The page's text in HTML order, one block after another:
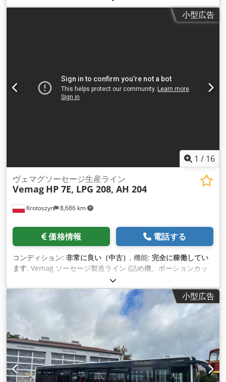
達の範囲 Dkodopf An Hspfx Aifor
小型広告
1 / 16
Krotoszyn 8,686 km
ヴェマグソーセージ生産ライン
Vemag HP 7E, LPG 208, AH 204
価格情報 電話する
コンディション: 非常に良い（中古） , 機能: 完全に稼働してい
ます, Vemag ソーセージ製造ライン (詰め機、ポーションカッ
ター、ハンガー) 真空充填機（充填機能付き） ヴェマグブラン
ド HP 7E モデル 制作年 2008 電力10kW 電圧 400-460V 15A
50/60Hz Dodpfxov Ucgko Aifskr 部分 ヴェマグブランド LPG
モデル 208 制作年 2011 出力6kW 電圧 400-460V 9A 50/60Hz
ハンガー ヴェマグブランド モデル AH 204 制作年 2011 電力
1.5kW 電圧 400-460V 3.5A 50/60Hz
小型広告